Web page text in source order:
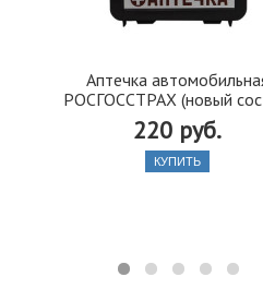
Аптечка
РОСГОССТРАХ (новый
220 руб.
КУПИТЬ